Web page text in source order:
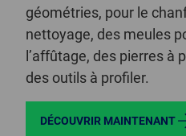
géométries, pour le
nettoyage, des meules
l’affûtage, des pierres à
des outils à profiler.
DÉCOUVRIR MAINTENANT